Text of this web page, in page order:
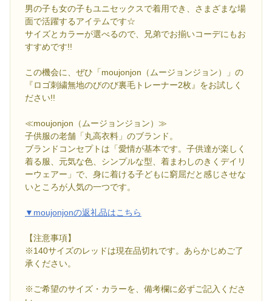
男の子も女の子もユニセックスで着用でき、さまざまな場
面で活躍するアイテムです☆
サイズとカラーが選べるので、兄弟でお揃いコーデにもお
すすめです!!
この機会に、ぜひ「moujonjon（ムージョンジョン）」の
『ロゴ刺繍無地のびのび裏毛トレーナー2枚』をお試しく
ださい!!
≪moujonjon（ムージョンジョン）≫
子供服の老舗「丸高衣料」のブランド。
ブランドコンセプトは「愛情が基本です。子供達が楽しく
着る服、元気な色、シンプルな型、着まわしのきくデイリ
ーウェアー」で、身に着ける子どもに窮屈だと感じさせな
いところが人気の一つです。
▼moujonjonの返礼品はこちら
【注意事項】
※140サイズのレッドは現在品切れです。あらかじめご了
承ください。
※ご希望のサイズ・カラーを、備考欄に必ずご記入くださ